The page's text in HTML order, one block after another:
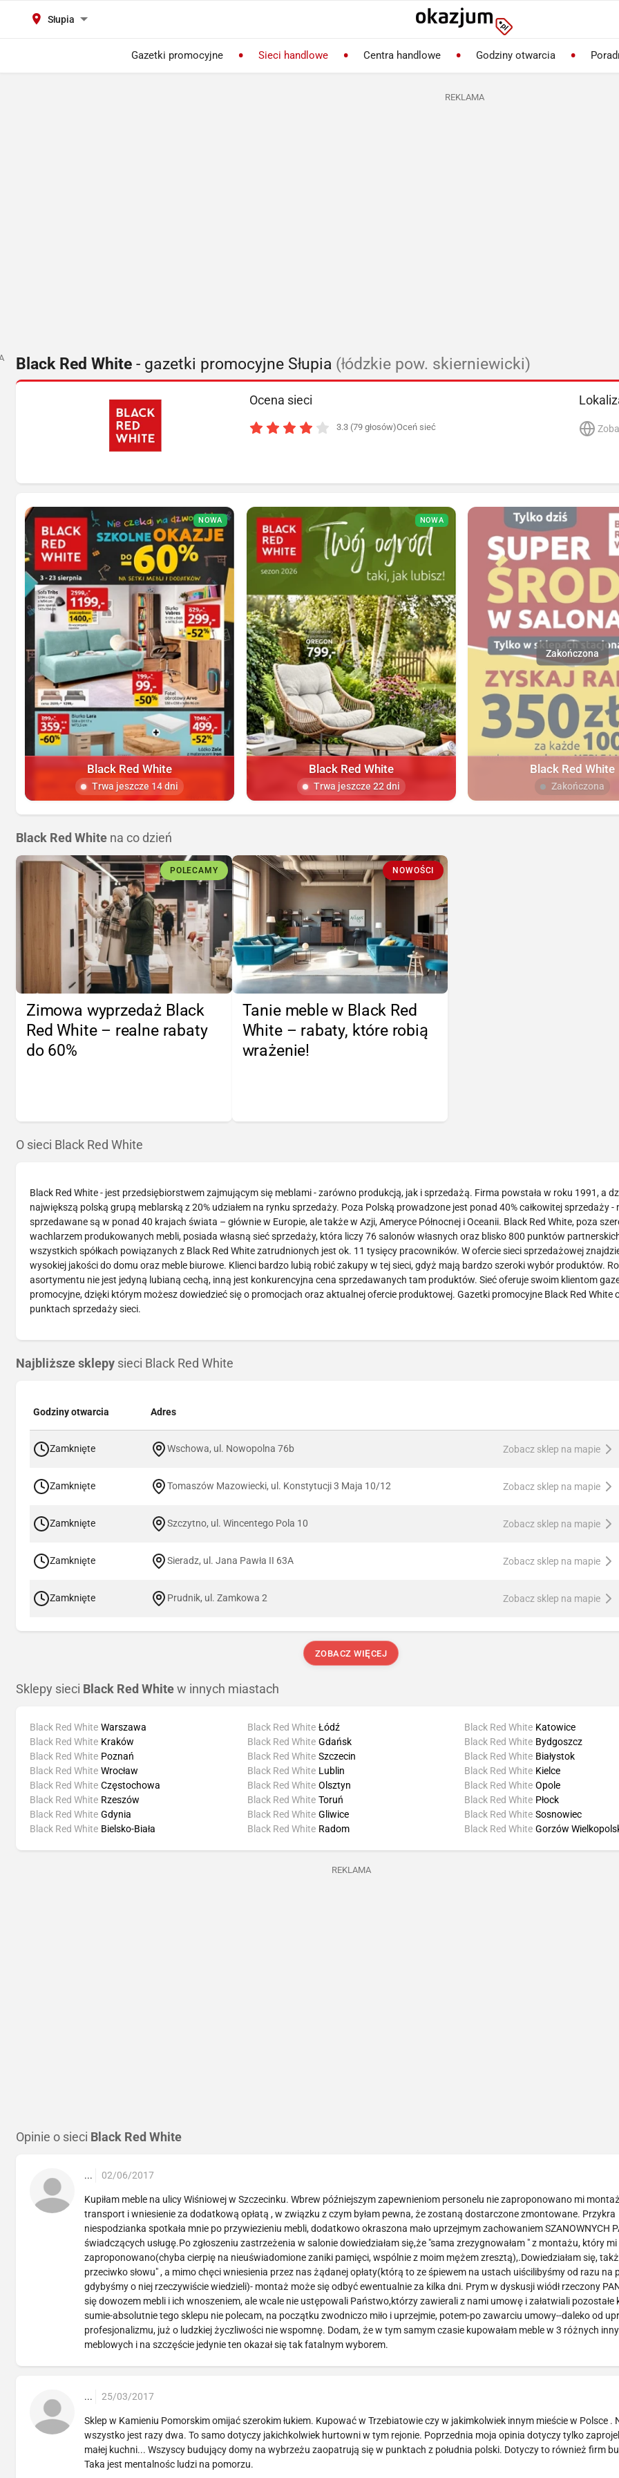
Słupia
Gazetki promocyjne Sieci handlowe Centra handlowe Godziny otwarcia
REKLAMA
Black Red White - gazetki promocyjne Słupia (łódzkie pow. skierniewicki)
Ocena sieci
3.3 (79 głosów)Oceń sieć
NOWA
Black Red White
Trwa jeszcze 14 dni
NOWA
Black Red White
Trwa jeszcze 22 dni
Black Red White
Zakończona
Black Red White na co dzień
POLECAMY
Zimowa wyprzedaż Black
Red White – realne rabaty
do 60%
NOWOŚCI
Tanie meble w Black Red
White – rabaty, które robią
wrażenie!
O sieci Black Red White
Black Red White - jest przedsiębiorstwem zajmującym się meblami - zarówno produkcją, jak i sprzedażą. Firma powstała w roku 1991, a
największą polską grupą meblarską z 20% udziałem na rynku sprzedaży. Poza Polską prowadzone jest ponad 40% całkowitej sprzedaży -
sprzedawane są w ponad 40 krajach świata – głównie w Europie, ale także w Azji, Ameryce Północnej i Oceanii. Black Red White, poza
wachlarzem produkowanych mebli, posiada własną sieć sprzedaży, która liczy 76 salonów własnych oraz blisko 800 punktów
wszystkich spółkach powiązanych z Black Red White zatrudnionych jest ok. 11 tysięcy pracowników. W ofercie sieci sprzedażowej
wysokiej jakości do domu oraz meble biurowe. Klienci bardzo lubią robić zakupy w tej sieci, gdyż mają bardzo szeroki wybór produktów.
asortymentu nie jest jedyną lubianą cechą, inną jest konkurencyjna cena sprzedawanych tam produktów. Sieć oferuje swoim klientom
promocyjne, dzięki którym możesz dowiedzieć się o promocjach oraz aktualnej ofercie produktowej. Gazetki promocyjne Black Red White
punktach sprzedaży sieci.
Najbliższe sklepy sieci Black Red White
Godziny otwarcia Adres
Zamknięte Wschowa, ul. Nowopolna 76b Zobacz sklep na mapie
Zamknięte Tomaszów Mazowiecki, ul. Konstytucji 3 Maja 10/12 Zobacz sklep na mapie
Zamknięte Szczytno, ul. Wincentego Pola 10 Zobacz sklep na mapie
Zamknięte Sieradz, ul. Jana Pawła II 63A Zobacz sklep na mapie
Zamknięte Prudnik, ul. Zamkowa 2 Zobacz sklep na mapie
ZOBACZ WIĘCEJ
Sklepy sieci Black Red White w innych miastach
Black Red White Warszawa
Black Red White Kraków
Black Red White Poznań
Black Red White Wrocław
Black Red White Łódź
Black Red White Gdańsk
Black Red White Szczecin
Black Red White Lublin
Black Red White Katowice
Black Red White Bydgoszcz
Black Red White Białystok
Black Red White Kielce
Black Red White Częstochowa
Black Red White Rzeszów
Black Red White Gdynia
Black Red White Bielsko-Biała
Black Red White Olsztyn
Black Red White Toruń
Black Red White Gliwice
Black Red White Radom
Black Red White Opole
Black Red White Płock
Black Red White Sosnowiec
Black Red White Gorzów
REKLAMA
Opinie o sieci Black Red White
... 02/06/2017
Kupiłam meble na ulicy Wiśniowej w Szczecinku. Wbrew późniejszym zapewnieniom personelu nie zaproponowano mi
transport i wniesienie za dodatkową opłatą , w związku z czym byłam pewna, że zostaną dostarczone zmontowane. Przykra
niespodzianka spotkała mnie po przywiezieniu mebli, dodatkowo okraszona mało uprzejmym zachowaniem SZANOWNYCH
świadczących usługę.Po zgłoszeniu zastrzeżenia w salonie dowiedziałam się,że "sama zrezygnowałam " z montażu, który
zaproponowano(chyba cierpię na nieuświadomione zaniki pamięci, wspólnie z moim mężem zresztą),.Dowiedziałam się,
przeciwko słowu" , a mimo chęci wniesienia przez nas żądanej opłaty(którą to ze śpiewem na ustach uiścilibyśmy od razu na
gdybyśmy o niej rzeczywiście wiedzieli)- montaż może się odbyć ewentualnie za kilka dni. Prym w dyskusji wiódł rzeczony
się dowozem mebli i ich wnoszeniem, ale wcale nie ustępowali Państwo,którzy zawierali z nami umowę i załatwiali pozostałe
sumie-absolutnie tego sklepu nie polecam, na początku zwodniczo miło i uprzejmie, potem-po zawarciu umowy--daleko od
profesjonalizmu, już o ludzkiej życzliwości nie wspomnę. Dodam, że w tym samym czasie kupowałam meble w 3 różnych
meblowych i na szczęście jedynie ten okazał się tak fatalnym wyborem.
... 25/03/2017
Sklep w Kamieniu Pomorskim omijać szerokim łukiem. Kupować w Trzebiatowie czy w jakimkolwiek innym mieście w Polsce .
wszystko jest razy dwa. To samo dotyczy jakichkolwiek hurtowni w tym rejonie. Poprzednia moja opinia dotyczy tylko
małej kuchni... Wszyscy budujący domy na wybrzeżu zaopatrują się w punktach z południa polski. Dotyczy to również firm
Taka jest mentalnośc ludzi na pomorzu.